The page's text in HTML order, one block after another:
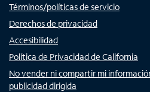
Términos/políticas de servicio
Derechos de privacidad
Accesibilidad
Política de Privacidad de California
No vender ni compartir mi
publicidad dirigida